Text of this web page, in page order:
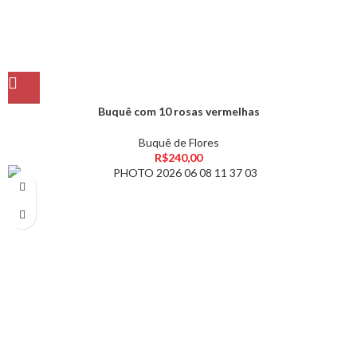
Buquê com 10 rosas vermelhas
Buquê de Flores
R$240,00